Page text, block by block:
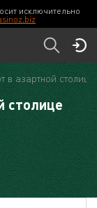
исключительно
в азартной
столице